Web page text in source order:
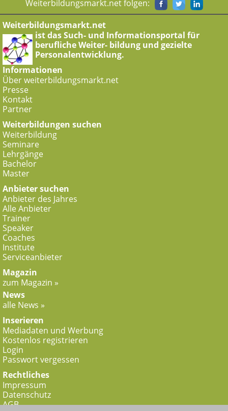
Weiterbildungsmarkt.net folgen:
Weiterbildungsmarkt.net
ist das Such- und Informationsportal für
berufliche Weiter- bildung und gezielte
Personalentwicklung.
Informationen
Über weiterbildungsmarkt.net
Presse
Kontakt
Partner
Weiterbildungen suchen
Weiterbildung
Seminare
Lehrgänge
Bachelor
Master
Anbieter suchen
Anbieter des Jahres
Alle Anbieter
Trainer
Speaker
Coaches
Institute
Serviceanbieter
Magazin
zum Magazin »
News
alle News »
Inserieren
Mediadaten und Werbung
Kostenlos registrieren
Login
Passwort vergessen
Rechtliches
Impressum
Datenschutz
AGB